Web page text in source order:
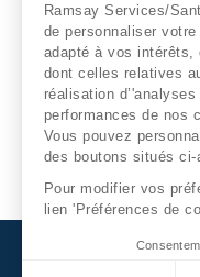
Ramsay Services/
de personnaliser
adapté à vos intérêts,
dont celles relatives
réalisation
performances de nos
Vous pouvez
des boutons situés ci-
Pour modifier vos
lien 'Préférences de